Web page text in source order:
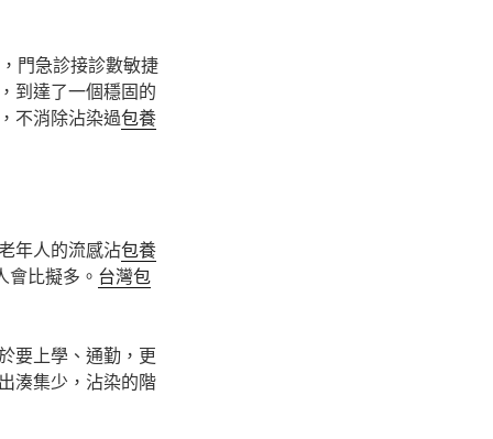
門急診接診數敏捷
到達了一個穩固的
不消除沾染過包養
年人的流感沾包養
比擬多。 台灣包
要上學、通勤，更
湊集少，沾染的階